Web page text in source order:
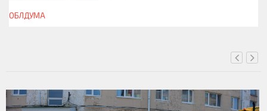
ВЧЕРА, 23:13
ОБЛДУМА